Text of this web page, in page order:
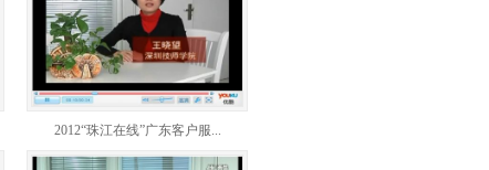
2012“珠江在线”广东客户服...